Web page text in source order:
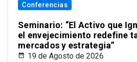
Conferencias
Seminario: “El Activo que
el envejecimiento redefine
mercados y estrategia”
19 de Agosto de 2026